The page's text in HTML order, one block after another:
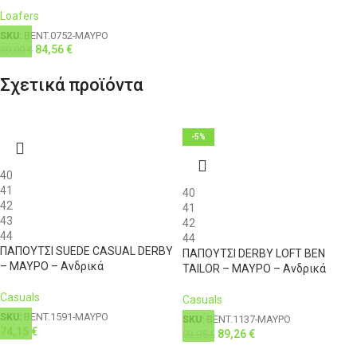
Loafers
SKU: BENT.0752-ΜΑΥΡΟ
€ 84,56€
Σχετικά προϊόντα
40
41
42
43
44
ΠΑΠΟΥΤΣΙ SUEDE CASUAL DERBY
– ΜΑΥΡΟ – Ανδρικά
Casuals
SKU: BENT.1591-ΜΑΥΡΟ
74,15 €
-5%
40
41
42
44
ΠΑΠΟΥΤΣΙ DERBY LOFT BEN
TAILOR – ΜΑΥΡΟ – Ανδρικά
Casuals
SKU: BENT.1137-ΜΑΥΡΟ
€ 89,26€